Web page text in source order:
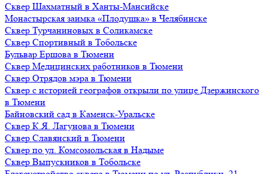
Сквер Шахматный в Ханты-Мансийске
Монастырская заимка «Плодушка» в Челябинске
Сквер Турчаниновых в Соликамске
Сквер Спортивный в Тобольске
Бульвар Ершова в Тюмени
Сквер Медицинских работников в Тюмени
Сквер Отрядов мэра в Тюмени
Сквер с историей географов открыли по улице Дзержинского
в Тюмени
Байновский сад в Каменск-Уральске
Сквер К.Я. Лагунова в Тюмени
Сквер Славянский в Тюмени
Сквер по ул. Комсомольская в Надыме
Сквер Выпускников в Тобольске